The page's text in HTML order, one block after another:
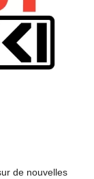
de nouvelles